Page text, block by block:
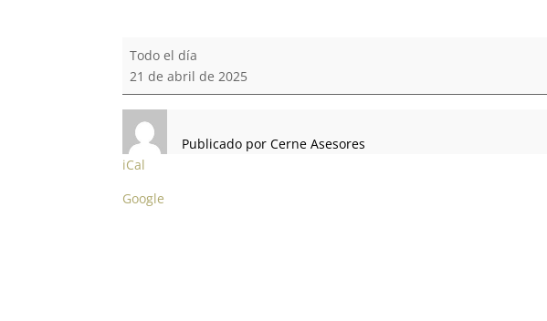
ÚLTIMO
DÍA
MOD.349
MENSUAL
Todo el día
21 de abril de 2025
Publicado porCerne Asesores
iCal
Google